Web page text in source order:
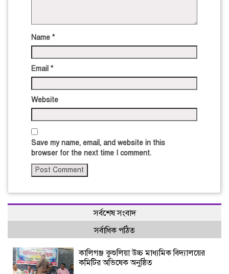
Name *
Email *
Website
Save my name, email, and website in this
browser for the next time I comment.
সর্বশেষ সংবাদ
সর্বাধিক পঠিত
কালিগঞ্জ কুশুলিয়া উচ্চ মাধ্যমিক বিদ্যালয়ের
কমিটির অভিষেক অনুষ্ঠিত